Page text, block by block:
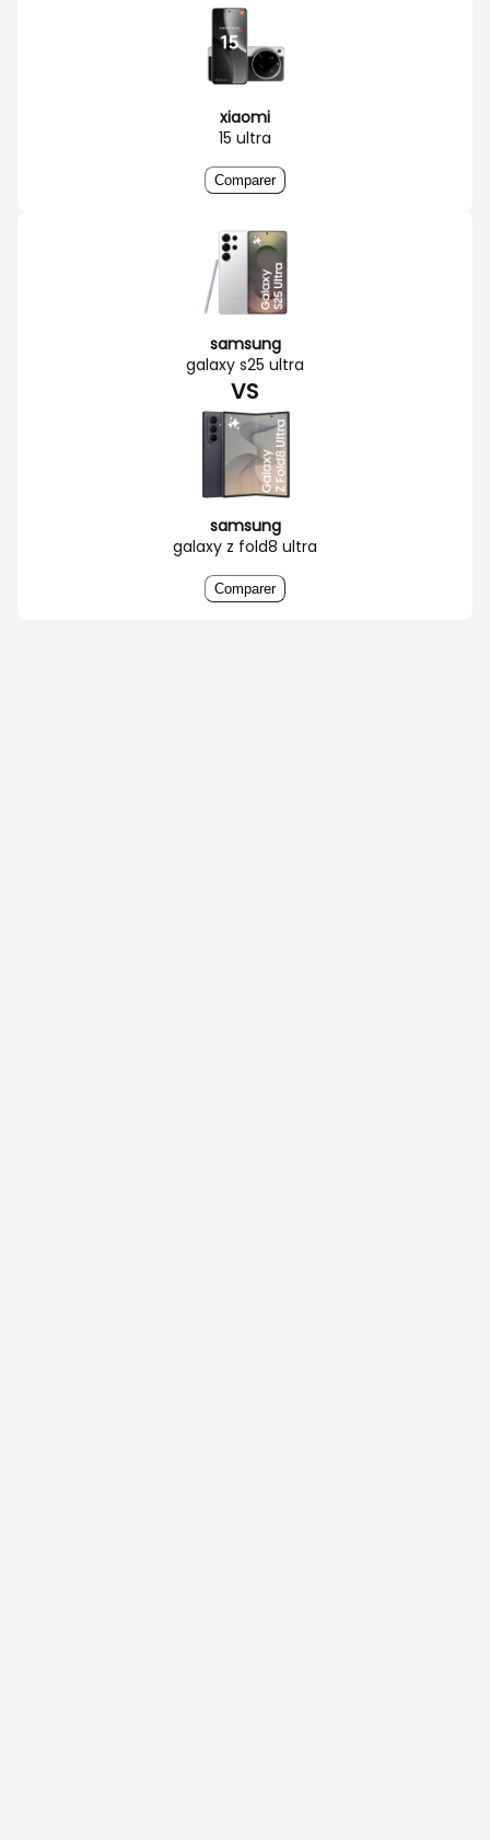
xiaomi
15 ultra
Comparer
samsung
galaxy s25 ultra
VS
samsung
galaxy z fold8 ultra
Comparer